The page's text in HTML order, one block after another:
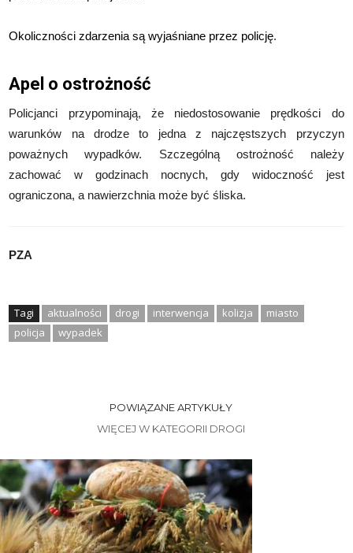
Okoliczności zdarzenia są wyjaśniane przez policję.
Apel o ostrożność
Policjanci przypominają, że niedostosowanie prędkości do
warunków na drodze to jedna z najczęstszych przyczyn
poważnych wypadków. Szczególną ostrożność należy
zachować w godzinach nocnych, gdy widoczność jest
ograniczona, a nawierzchnia może być śliska.
PZA
Tagi aktualności drogi interwencja kolizja
miasto
policja
wypadek
POWIĄZANE ARTYKUŁY
WIĘCEJ W KATEGORII DROGI